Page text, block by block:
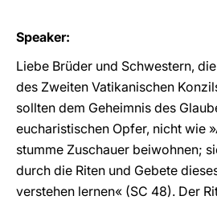
Speaker:
Liebe Brüder und Schwestern,
des Zweiten Vatikanischen
sollten dem Geheimnis des
eucharistischen Opfer, nicht wie
stumme Zuschauer beiwohnen;
durch die Riten und Gebete
verstehen lernen« (SC 48). Der